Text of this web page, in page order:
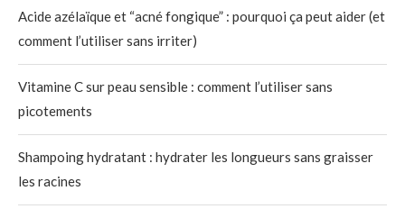
Acide azélaïque et “acné fongique” : pourquoi ça peut aider (et
comment l’utiliser sans irriter)
Vitamine C sur peau sensible : comment l’utiliser sans
picotements
Shampoing hydratant : hydrater les longueurs sans graisser
les racines